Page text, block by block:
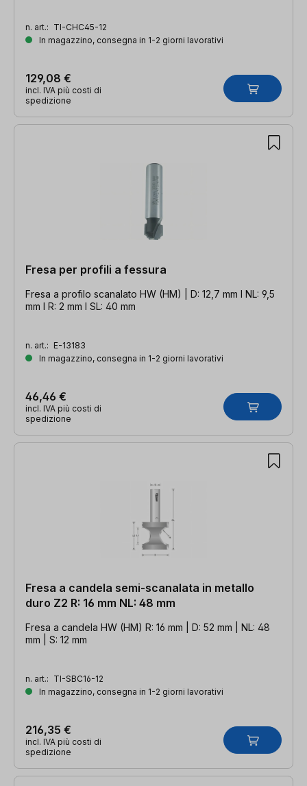
n. art.: TI-CHC45-12
In magazzino, consegna in 1-2 giorni lavorativi
129,08 €
incl. IVA più costi di
spedizione
Fresa per profili a fessura
Fresa a profilo scanalato HW (HM) | D: 12,7 mm l NL: 9,5
mm l R: 2 mm l SL: 40 mm
n. art.: E-13183
In magazzino, consegna in 1-2 giorni lavorativi
46,46 €
incl. IVA più costi di
spedizione
Fresa a candela semi-scanalata in metallo
duro Z2 R: 16 mm NL: 48 mm
Fresa a candela HW (HM) R: 16 mm | D: 52 mm | NL: 48
mm | S: 12 mm
n. art.: TI-SBC16-12
In magazzino, consegna in 1-2 giorni lavorativi
216,35 €
incl. IVA più costi di
spedizione